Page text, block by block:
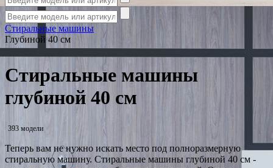
Стиральные машины
Глубиной 40 см
Стиральные машины
глубиной 40 см
393 модели
Теперь вам не нужно искать место под полноразмерную
стиральную машину. Стиральные машины глубиной 40 см -